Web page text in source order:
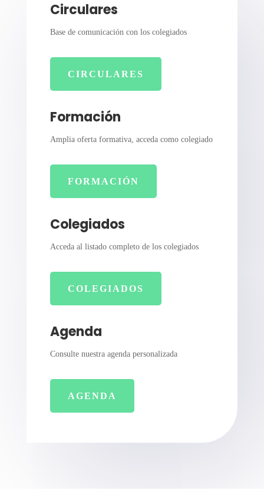
Circulares
Base de comunicación con los colegiados
CIRCULARES
Formación
Amplia oferta formativa, acceda como colegiado
FORMACIÓN
Colegiados
Acceda al listado completo de los colegiados
COLEGIADOS
Agenda
Consulte nuestra agenda personalizada
AGENDA